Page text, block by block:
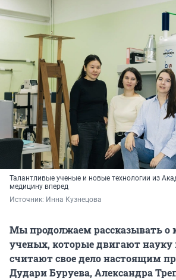
Талантливые ученые и новые технологии из
медицину вперед
Источник: Инна Кузнецова
Мы продолжаем рассказывать о
ученых, которые двигают науку
считают свое дело настоящим
Дудари Буруева, Александра